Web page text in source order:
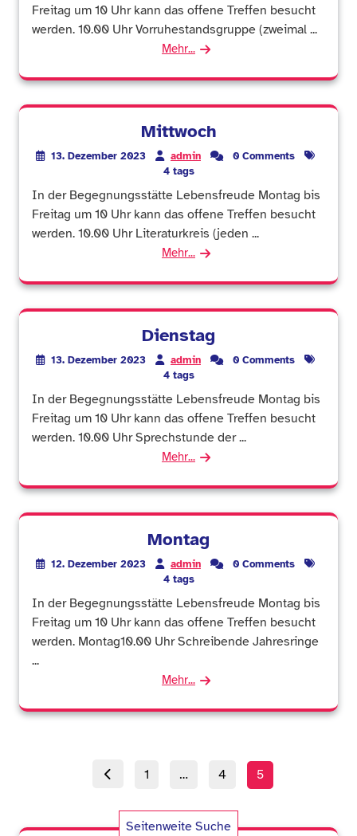
Freitag um 10 Uhr kann das offene Treffen besucht
werden. 10.00 Uhr Vorruhestandsgruppe (zweimal ...
Mehr...
Mittwoch
13. Dezember 2023 admin
0 Comments
4 tags
In der Begegnungsstätte Lebensfreude Montag bis
Freitag um 10 Uhr kann das offene Treffen besucht
werden. 10.00 Uhr Literaturkreis (jeden ...
Mehr...
Dienstag
13. Dezember 2023 admin
0 Comments
4 tags
In der Begegnungsstätte Lebensfreude Montag bis
Freitag um 10 Uhr kann das offene Treffen besucht
werden. 10.00 Uhr Sprechstunde der ...
Mehr...
Montag
12. Dezember 2023 admin
0 Comments
4 tags
In der Begegnungsstätte Lebensfreude Montag bis
Freitag um 10 Uhr kann das offene Treffen besucht
werden. Montag10.00 Uhr Schreibende Jahresringe
...
Mehr...
Beiträge
Page
1 … Page
4 Page
5
Seitenweite Suche